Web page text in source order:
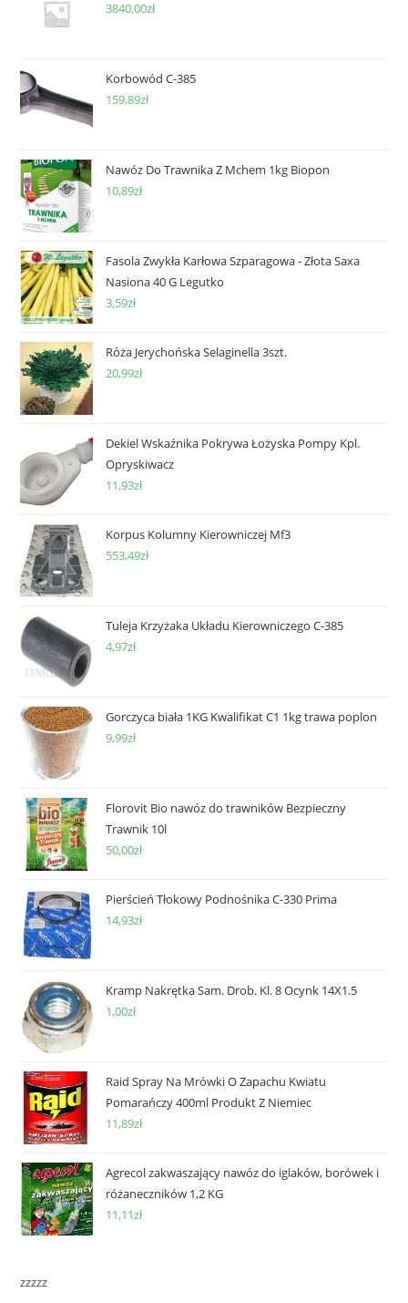
3840,00zł
Korbowód C-385
159,89zł
Nawóz Do Trawnika Z Mchem 1kg Biopon
10,89zł
Fasola Zwykła Karłowa Szparagowa - Złota Saxa
Nasiona 40 G Legutko
3,59zł
Róża Jerychońska Selaginella 3szt.
20,99zł
Dekiel Wskaźnika Pokrywa Łożyska Pompy Kpl.
Opryskiwacz
11,93zł
Korpus Kolumny Kierowniczej Mf3
553,49zł
Tuleja Krzyżaka Układu Kierowniczego C-385
4,97zł
Gorczyca biała 1KG Kwalifikat C1 1kg trawa poplon
9,99zł
Florovit Bio nawóz do trawników Bezpieczny
Trawnik 10l
50,00zł
Pierścień Tłokowy Podnośnika C-330 Prima
14,93zł
Kramp Nakrętka Sam. Drob. Kl. 8 Ocynk 14X1.5
1,00zł
Raid Spray Na Mrówki O Zapachu Kwiatu
Pomarańczy 400ml Produkt Z Niemiec
11,89zł
Agrecol zakwaszający nawóz do iglaków, borówek i
różaneczników 1,2 KG
11,11zł
zzzzz